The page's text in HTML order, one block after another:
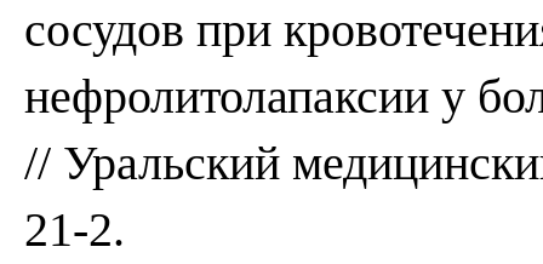
сосудов при
нефролитолапаксии у
// Уральский
21-2.